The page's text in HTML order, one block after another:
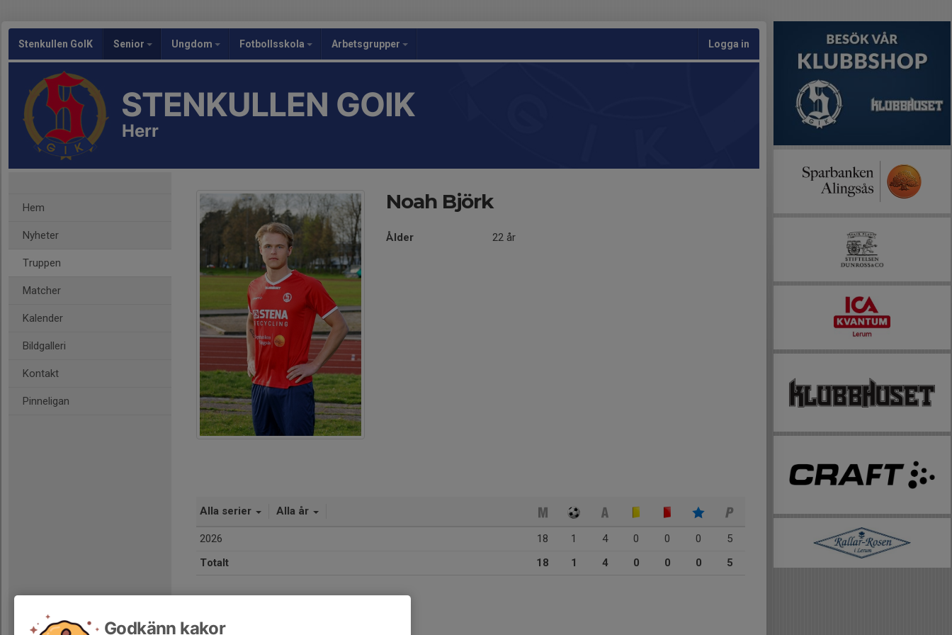
Stenkullen GoIK Senior Ungdom Fotbollsskola Arbetsgrupper Logga in
STENKULLEN GOIK
Herr
Hem
Nyheter
Truppen
Matcher
Kalender
Bildgalleri
Kontakt
Pinneligan
Noah Björk
Ålder 22 år
Alla serier Alla år
2026 18 1 4 0 0 0
5
Totalt
18 1 4 0 0 0 5
Godkänn kakor